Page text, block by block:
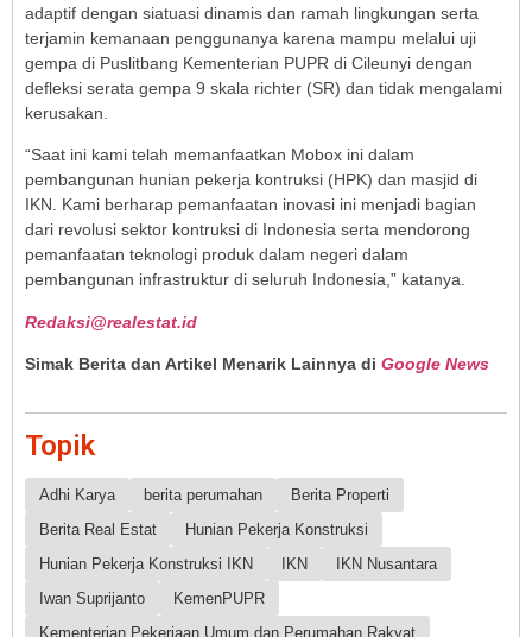
adaptif dengan siatuasi dinamis dan ramah lingkungan serta
terjamin kemanaan penggunanya karena mampu melalui uji
gempa di Puslitbang Kementerian PUPR di Cileunyi dengan
defleksi serata gempa 9 skala richter (SR) dan tidak mengalami
kerusakan.
“Saat ini kami telah memanfaatkan Mobox ini dalam
pembangunan hunian pekerja kontruksi (HPK) dan masjid di
IKN. Kami berharap pemanfaatan inovasi ini menjadi bagian
dari revolusi sektor kontruksi di Indonesia serta mendorong
pemanfaatan teknologi produk dalam negeri dalam
pembangunan infrastruktur di seluruh Indonesia,” katanya.
Redaksi@realestat.id
Simak Berita dan Artikel Menarik Lainnya di Google News
Topik
Adhi Karya berita perumahan
Berita Properti
Berita Real Estat
Hunian Pekerja Konstruksi
Hunian Pekerja Konstruksi IKN
IKN
IKN Nusantara
Iwan Suprijanto
KemenPUPR
Kementerian Pekerjaan Umum dan Perumahan Rakyat